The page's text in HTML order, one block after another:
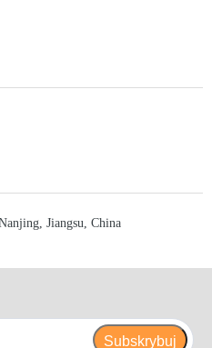
Jiangsu, China
Subskrybuj